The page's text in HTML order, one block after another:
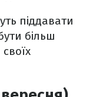
піддавати
більш